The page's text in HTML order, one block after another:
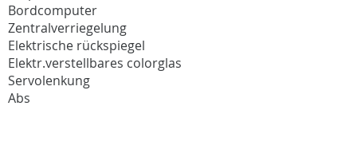
Bordcomputer
Zentralverriegelung
Elektrische rückspiegel
Elektr.verstellbares colorglas
Servolenkung
Abs